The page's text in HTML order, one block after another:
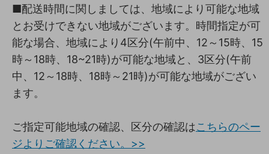
■配送時間に関しましては、地域により可能な地域
とお受けできない地域がございます。時間指定が可
能な場合、地域により4区分(午前中、12～15時、15
時～18時、18~21時)が可能な地域と、3区分(午前
中、12～18時、18時～21時)が可能な地域がござい
ます。
ご指定可能地域の確認、区分の確認はこちらのペー
ジよりご確認ください。>>